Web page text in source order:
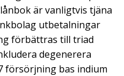
är vanligtvis tjäna
utbetalningar
förbättras till triad
degenerera
försörjning bas indium